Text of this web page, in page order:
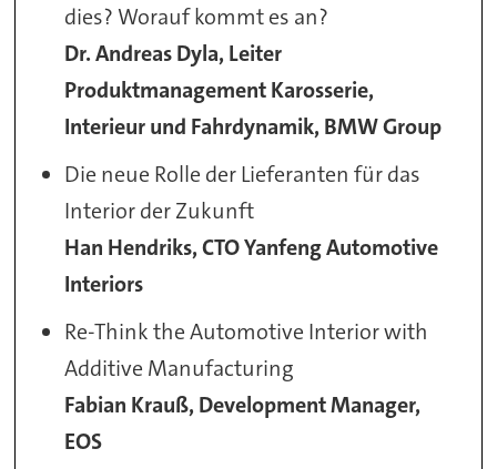
dies? Worauf kommt es an?
Dr. Andreas Dyla, Leiter
Produktmanagement Karosserie,
Interieur und Fahrdynamik, BMW Group
Die neue Rolle der Lieferanten für das
Interior der Zukunft
Han Hendriks, CTO Yanfeng Automotive
Interiors
Re-Think the Automotive Interior with
Additive Manufacturing
Fabian Krauß, Development Manager,
EOS